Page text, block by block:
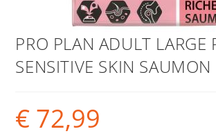
PRO PLAN ADULT LARGE
SENSITIVE SKIN SAUMON
€ 72,99